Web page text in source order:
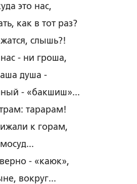
это нас,
как в тот раз?
слышь?!
- ни гроша,
душа -
- «бакшиш»...
тарарам!
к горам,
- «каюк»,
вокруг...